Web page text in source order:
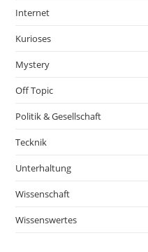
Internet
Kurioses
Mystery
Off Topic
Politik & Gesellschaft
Tecknik
Unterhaltung
Wissenschaft
Wissenswertes